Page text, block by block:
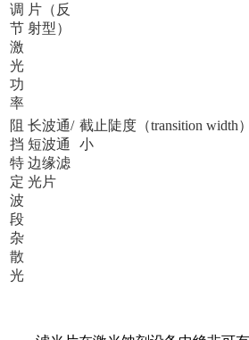
调
节
激
光
功
率
片（反
射型）
阻
挡
特
定
波
段
杂
散
光
长波通/
短波通
边缘滤
光片
截止陡度（transition width）
小